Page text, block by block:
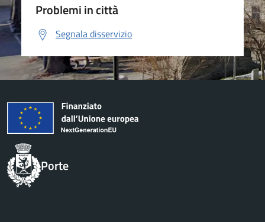
Problemi in città
Segnala disservizio
Porte